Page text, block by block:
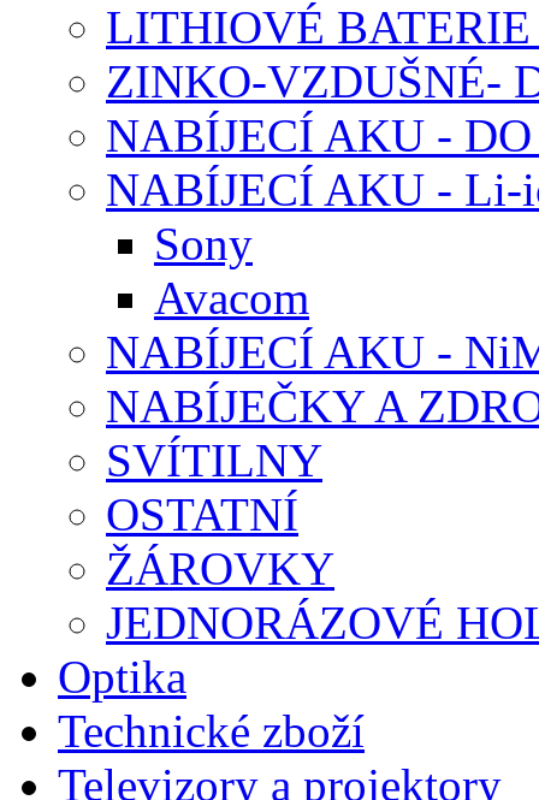
LITHIOVÉ
ZINKO-VZDUŠNÉ-
NABÍJECÍ AKU -
NABÍJECÍ AKU - Li-
Sony
Avacom
NABÍJECÍ AKU -
NABÍJEČKY A
SVÍTILNY
OSTATNÍ
ŽÁROVKY
JEDNORÁZOVÉ
Optika
Technické zboží
Televizory a projektory